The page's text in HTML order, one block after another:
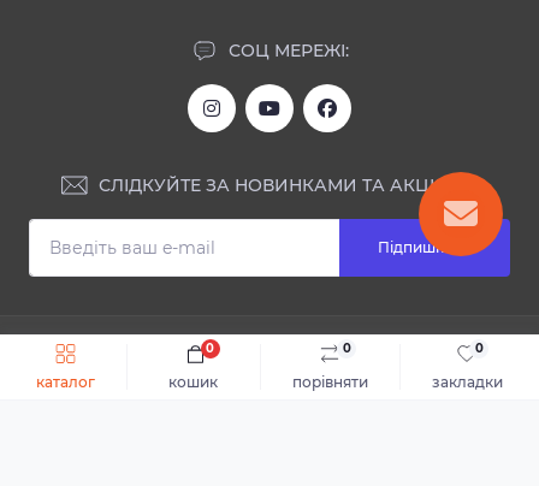
каталог порівняти
0
закладки
0
кошик
0
Швидке замовлення До кошика
СОЦ МЕРЕЖІ:
СЛІДКУЙТЕ ЗА НОВИНКАМИ ТА АКЦІЯМИ:
Підпишіться
ІНФОРМАЦІЯ